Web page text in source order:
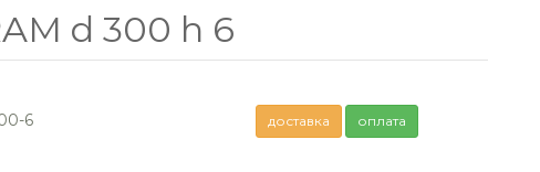
d 300 h 6
6 доставка оплата